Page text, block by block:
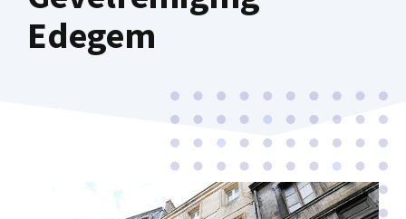
Edegem